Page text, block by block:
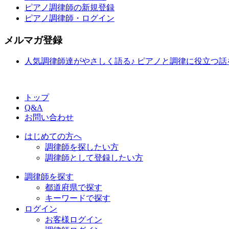
ピアノ調律師の新規登録
ピアノ調律師・ログイン
メルマガ登録
人気調律師達がやさしく語る♪ ピアノと調律に役立つ話
トップ
Q&A
お問い合わせ
はじめての方へ
調律師を探したい方
調律師として登録したい方
調律師を探す
都道府県で探す
キーワードで探す
ログイン
お客様ログイン